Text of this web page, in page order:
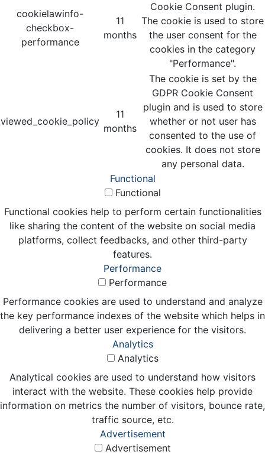
cookielawinfo-
checkbox-
performance
11
months
Cookie Consent plugin.
The cookie is used to store
the user consent for the
cookies in the category
"Performance".
viewed_cookie_policy
11
months
The cookie is set by the
GDPR Cookie Consent
plugin and is used to store
whether or not user has
consented to the use of
cookies. It does not store
any personal data.
Functional
Functional
Functional cookies help to perform certain functionalities
like sharing the content of the website on social media
platforms, collect feedbacks, and other third-party
features.
Performance
Performance
Performance cookies are used to understand and analyze
the key performance indexes of the website which helps in
delivering a better user experience for the visitors.
Analytics
Analytics
Analytical cookies are used to understand how visitors
interact with the website. These cookies help provide
information on metrics the number of visitors, bounce rate,
traffic source, etc.
Advertisement
Advertisement